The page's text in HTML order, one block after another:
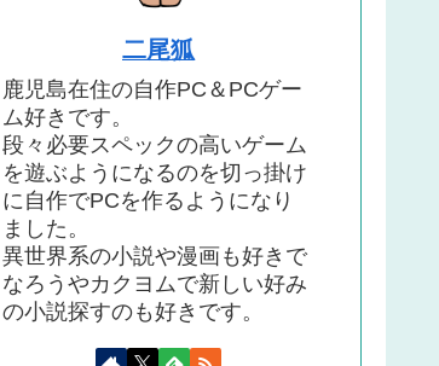
二尾狐
鹿児島在住の自作PC＆PCゲー
ム好きです。
段々必要スペックの高いゲーム
を遊ぶようになるのを切っ掛け
に自作でPCを作るようになり
ました。
異世界系の小説や漫画も好きで
なろうやカクヨムで新しい好み
の小説探すのも好きです。